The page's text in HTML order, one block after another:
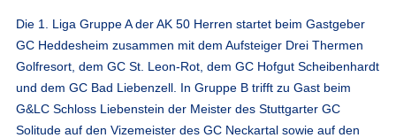
Die 1. Liga Gruppe A der AK 50 Herren startet beim Gastgeber
GC Heddesheim zusammen mit dem Aufsteiger Drei Thermen
Golfresort, dem GC St. Leon-Rot, dem GC Hofgut Scheibenhardt
und dem GC Bad Liebenzell. In Gruppe B trifft zu Gast beim
G&LC Schloss Liebenstein der Meister des Stuttgarter GC
Solitude auf den Vizemeister des GC Neckartal sowie auf den